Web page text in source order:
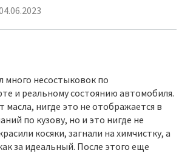
много несостыковок по
и реальному состоянию автомобиля.
масла, нигде это не отображается в
по кузову, но и это нигде не
косяки, загнали на химчистку, а
за идеальный. После этого еще